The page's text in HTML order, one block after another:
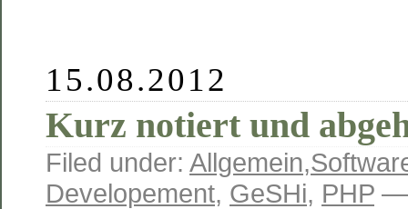
15.08.2012
Kurz notiert und
Filed under: Allgemein,
Developement, GeSHi, PHP —